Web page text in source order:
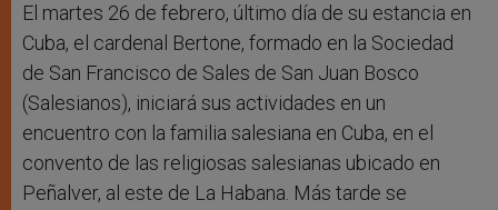
El martes 26 de febrero, último día de su estancia en
Cuba, el cardenal Bertone, formado en la Sociedad
de San Francisco de Sales de San Juan Bosco
(Salesianos), iniciará sus actividades en un
encuentro con la familia salesiana en Cuba, en el
convento de las religiosas salesianas ubicado en
Peñalver, al este de La Habana. Más tarde se